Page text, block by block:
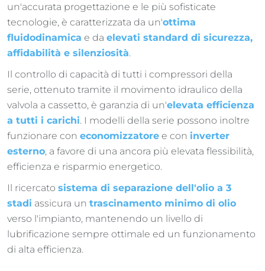
un'accurata progettazione e le più sofisticate
tecnologie, è caratterizzata da un'ottima
fluidodinamica e da elevati standard di sicurezza,
affidabilità e silenziosità.
Il controllo di capacità di tutti i compressori della
serie, ottenuto tramite il movimento idraulico della
valvola a cassetto, è garanzia di un'elevata efficienza
a tutti i carichi. I modelli della serie possono inoltre
funzionare con economizzatore e con inverter
esterno, a favore di una ancora più elevata flessibilità,
efficienza e risparmio energetico.
Il ricercato sistema di separazione dell'olio a 3
stadi assicura un trascinamento minimo di olio
verso l'impianto, mantenendo un livello di
lubrificazione sempre ottimale ed un funzionamento
di alta efficienza.